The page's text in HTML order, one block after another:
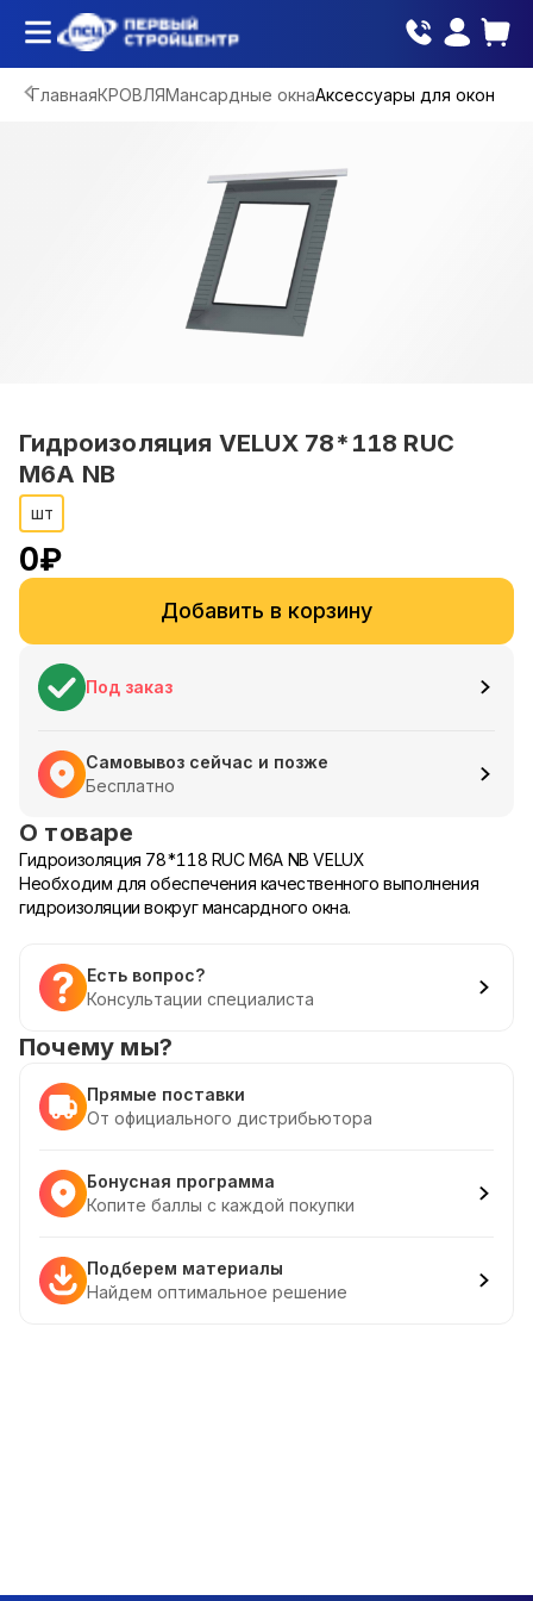
ГлавнаяКРОВЛЯМансардные окнаАксессуары для окон
Гидроизоляция VELUX 78*118 RUC
M6A NB
шт
0₽
Добавить в корзину
Под заказ
Самовывоз сейчас и позже
Бесплатно
О товаре
Гидроизоляция 78*118 RUC M6A NB VELUX
Необходим для обеспечения качественного выполнения
гидроизоляции вокруг мансардного окна.
Есть вопрос?
Консультации специалиста
Почему мы?
Прямые поставки
От официального дистрибьютора
Бонусная программа
Копите баллы с каждой покупки
Подберем материалы
Найдем оптимальное решение